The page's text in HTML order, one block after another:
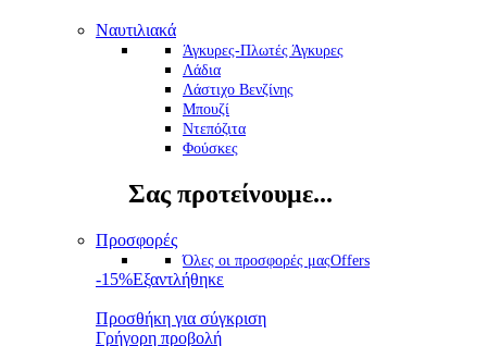
Ναυτιλιακά
Άγκυρες-Πλωτές Άγκυρες
Λάδια
Λάστιχο Βενζίνης
Μπουζί
Ντεπόζιτα
Φούσκες
Σας προτείνουμε...
Προσφορές
Όλες οι προσφορές μαςOffers
-15%Εξαντλήθηκε
Προσθήκη για σύγκριση
Γρήγορη προβολή